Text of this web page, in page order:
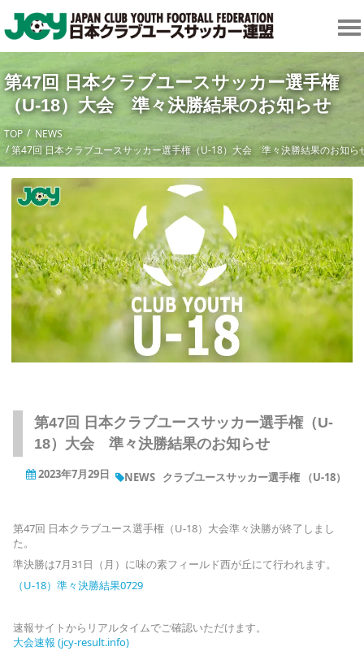
第47回 日本クラブユースサッカー選手権
（U-18）大会 準々決勝結果のお知らせ
TOP
NEWS
第47回 日本クラブユースサッカー選手権（U-18）大会 準々決勝結果のお知ら
第47回 日本クラブユースサッカー選手権（U-
18）大会 準々決勝結果のお知らせ
2023年7月29日 NEWS クラブユースサッカー選手権 （U-18）
第47回 日本クラブユース選手権（U-18）大会準々決勝が終了しまし
た。
準決勝は7月31日（月）に味の素フィールド西が丘にて行われます。
（U-18）準々決勝結果0729
速報サイトからリアルタイムでご確認いただけます。
大会速報 (jcy-result.info)